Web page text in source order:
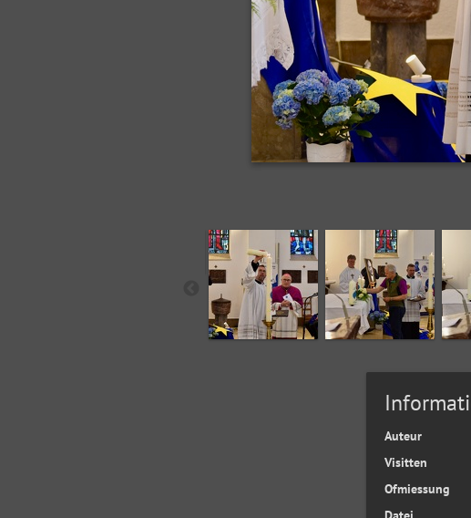
Auteur
Visitten
Ofmiessung